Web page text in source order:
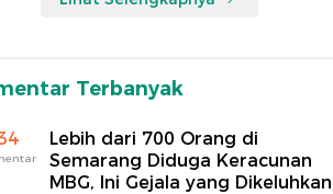
Terbanyak
Lebih dari 700 Orang di
Semarang Diduga Keracunan
MBG, Ini Gejala yang Dikeluhkan